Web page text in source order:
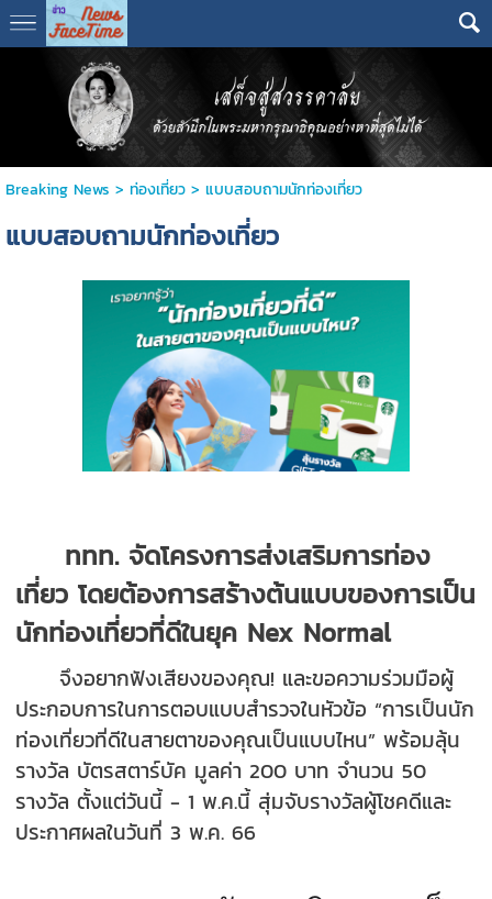
Breaking News > ท่องเที่ยว> แบบสอบถามนักท่องเที่ยว
แบบสอบถามนักท่องเที่ยว
ททท. จัดโครงการส่งเสริมการท่อง
เที่ยว โดยต้องการสร้างต้นแบบของการเป็น
นักท่องเที่ยวที่ดีในยุค Nex Normal
จึงอยากฟังเสียงของคุณ! และขอความร่วมมือผู้
ประกอบการในการตอบแบบสำรวจในหัวข้อ “การเป็นนัก
ท่องเที่ยวที่ดีในสายตาของคุณเป็นแบบไหน” พร้อมลุ้น
รางวัล บัตรสตาร์บัค มูลค่า 200 บาท จำนวน 50
รางวัล ตั้งแต่วันนี้ - 1 พ.ค.นี้ สุ่มจับรางวัลผู้โชคดีและ
ประกาศผลในวันที่ 3 พ.ค. 66